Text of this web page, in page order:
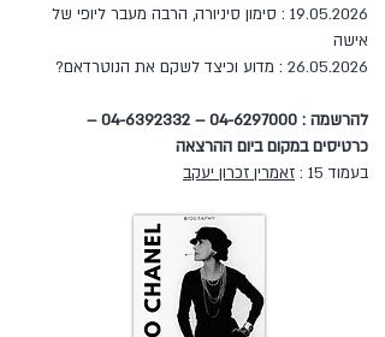
19.05.2026 : סימון סיניורה, הרבה מעבר ליופי של
אישה
26.05.2026 : מדוע וכיצד לשקם את הנוטרדאם?
להרשמה : 04-6297000
–
04-6392332
–
כרטיסים במקום ביום ההרצאה
בעמוד 15 :
זאמרין זכרון יעקב